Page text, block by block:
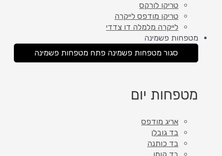
טריקו לורקס
טריקו מודפס לייקרה
לייקרה מלמלה דו צדדי
מטפחות פשמינה
סגור מטפחות פשמינה פתח מטפחות פשמינה
מטפחות יום
אריג מודפס
בד גובלן
בד כותנה
בד קומו